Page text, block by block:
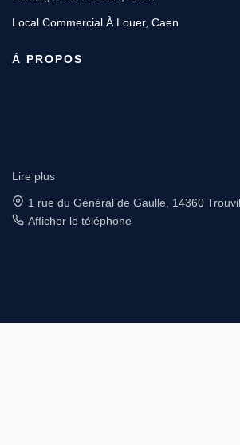
Local Commercial À Louer, Caen
À PROPOS
Lire plus
4 rue Saint Sauveur, 14000 CAEN
Afficher le téléphone
© GIC IMMOBILIER 2026